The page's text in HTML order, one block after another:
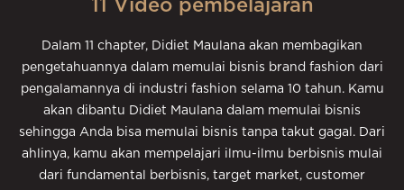
11 Video pembelajaran
Dalam 11 chapter, Didiet Maulana akan membagikan
pengetahuannya dalam memulai bisnis brand fashion dari
pengalamannya di industri fashion selama 10 tahun. Kamu
akan dibantu Didiet Maulana dalam memulai bisnis
sehingga Anda bisa memulai bisnis tanpa takut gagal. Dari
ahlinya, kamu akan mempelajari ilmu-ilmu berbisnis mulai
dari fundamental berbisnis, target market, customer